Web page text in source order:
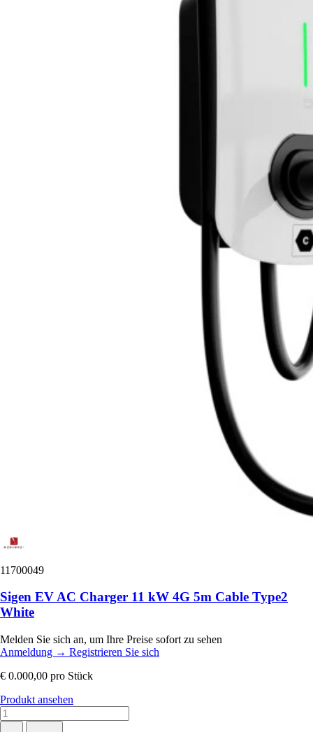
11700049
Sigen EV AC Charger 11 kW 4G 5m Cable Type2
White
Melden Sie sich an, um Ihre Preise sofort zu sehen
Anmeldung → Registrieren Sie sich
€ 0.000,00 pro Stück
Produkt ansehen